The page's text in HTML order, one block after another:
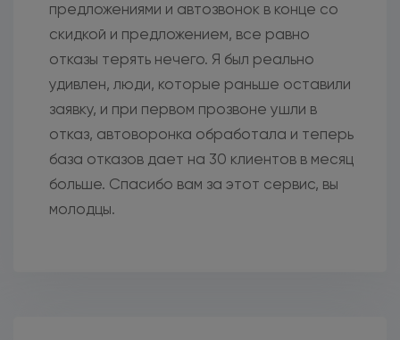
предложениями и автозвонок в конце со
скидкой и предложением, все равно
отказы терять нечего. Я был реально
удивлен, люди, которые раньше оставили
заявку, и при первом прозвоне ушли в
отказ, автоворонка обработала и теперь
база отказов дает на 30 клиентов в месяц
больше. Спасибо вам за этот сервис, вы
молодцы.